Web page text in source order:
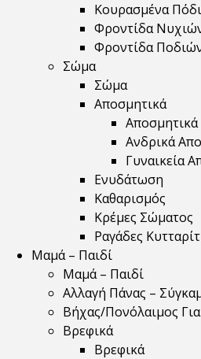
Κουρασμένα
Φροντίδα
Φροντίδα
Σώμα
Σώμα
Αποσμητικά
Αποσμητικά
Ανδρικά
Γυναικεία
Ενυδάτωση
Καθαρισμός
Κρέμες Σώματος
Ραγάδες
Μαμά – Παιδί
Μαμά – Παιδί
Αλλαγή Πάνας –
Βήχας/Πονόλαιμος
Βρεφικά
Βρεφικά